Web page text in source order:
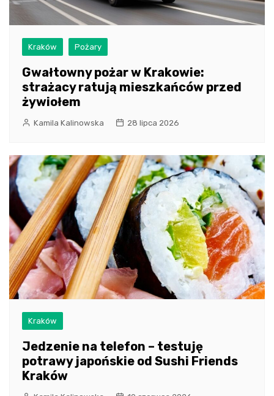
Kraków Pożary
Gwałtowny pożar w Krakowie:
strażacy ratują mieszkańców przed
żywiołem
Kamila Kalinowska 28 lipca 2026
Kraków
Jedzenie na telefon – testuję
potrawy japońskie od Sushi Friends
Kraków